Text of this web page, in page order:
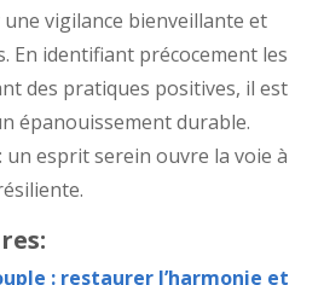
vigilance bienveillante et
En identifiant précocement les
des pratiques positives, il est
épanouissement durable.
un esprit serein ouvre la voie à
: restaurer l’harmonie et